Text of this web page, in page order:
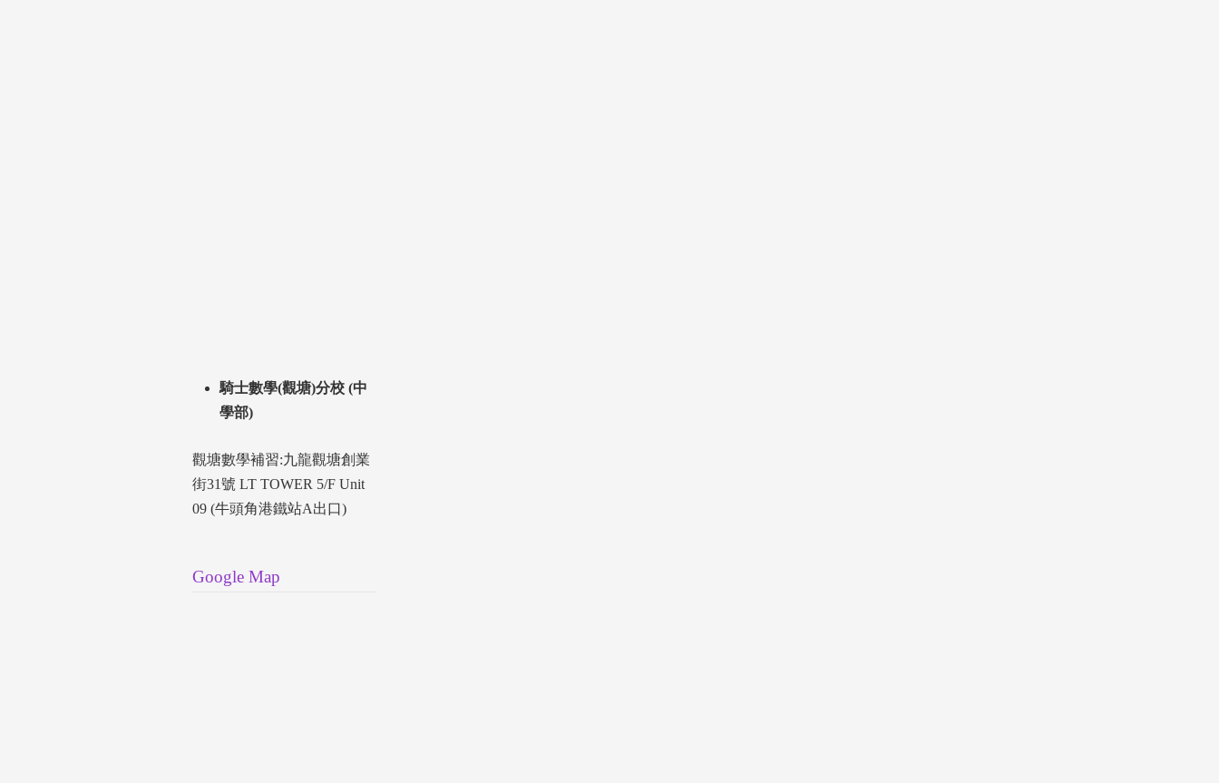
騎士數學(觀塘)分校 (中
學部)
觀塘數學補習:九龍觀塘創業
街31號 LT TOWER 5/F Unit
09 (牛頭角港鐵站A出口)
Google Map